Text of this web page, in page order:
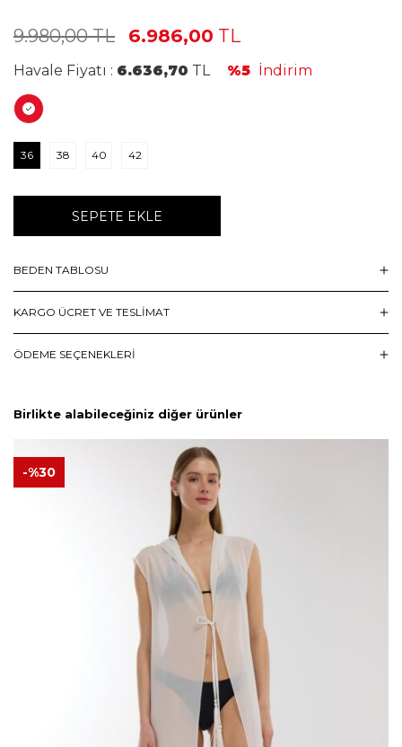
9.980,00TL 6.986,00 TL
Havale Fiyatı : 6.636,70 TL %5 İndirim
36 38 40 42
SEPETE EKLE
BEDEN TABLOSU
KARGO ÜCRET VE TESLİMAT
ÖDEME SEÇENEKLERI
Birlikte alabileceğiniz diğer ürünler
-%30